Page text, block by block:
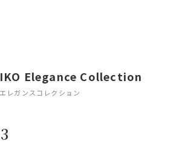
Elegance Collection
レガンスコレクション